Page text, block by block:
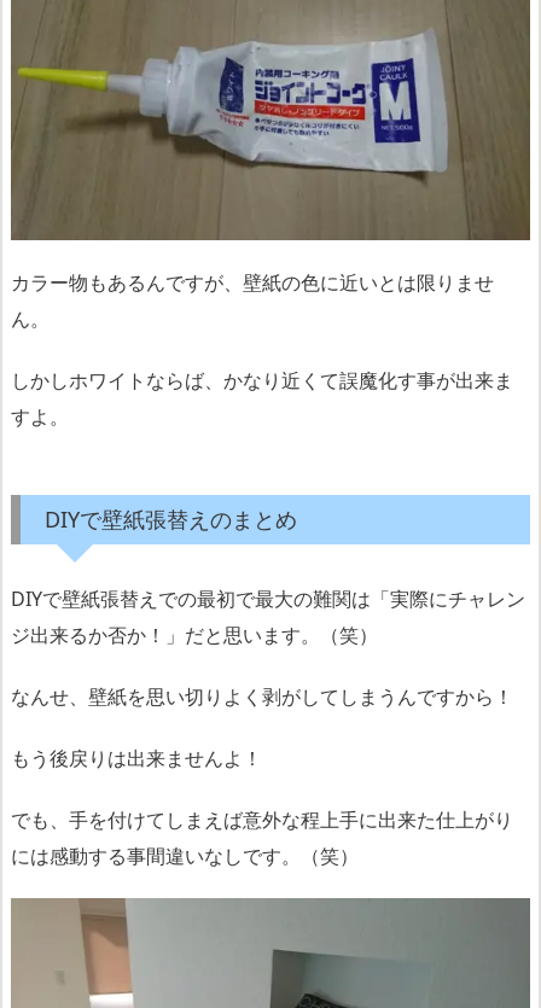
カラー物もあるんですが、壁紙の色に近いとは限りませ
ん。
しかしホワイトならば、かなり近くて誤魔化す事が出来ま
すよ。
DIYで壁紙張替えのまとめ
DIYで壁紙張替えでの最初で最大の難関は「実際にチャレン
ジ出来るか否か！」だと思います。（笑）
なんせ、壁紙を思い切りよく剥がしてしまうんですから！
もう後戻りは出来ませんよ！
でも、手を付けてしまえば意外な程上手に出来た仕上がり
には感動する事間違いなしです。（笑）